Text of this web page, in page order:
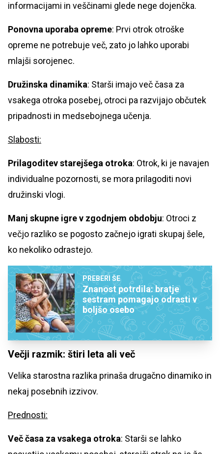
informacijami in veščinami glede nege dojenčka.
Ponovna uporaba opreme: Prvi otrok otroške
opreme ne potrebuje več, zato jo lahko uporabi
mlajši sorojenec.
Družinska dinamika: Starši imajo več časa za
vsakega otroka posebej, otroci pa razvijajo občutek
pripadnosti in medsebojnega učenja.
Slabosti:
Prilagoditev starejšega otroka: Otrok, ki je navajen
individualne pozornosti, se mora prilagoditi novi
družinski vlogi.
Manj skupne igre v zgodnjem obdobju: Otroci z
večjo razliko se pogosto začnejo igrati skupaj šele,
ko nekoliko odrastejo.
PREBERI ŠE
Znanost potrdila: bratje
sestram pomagajo odrasti v
boljšo osebo
Večji razmik: štiri leta ali več
Velika starostna razlika prinaša drugačno dinamiko in
nekaj posebnih izzivov.
Prednosti:
Več časa za vsakega otroka: Starši se lahko